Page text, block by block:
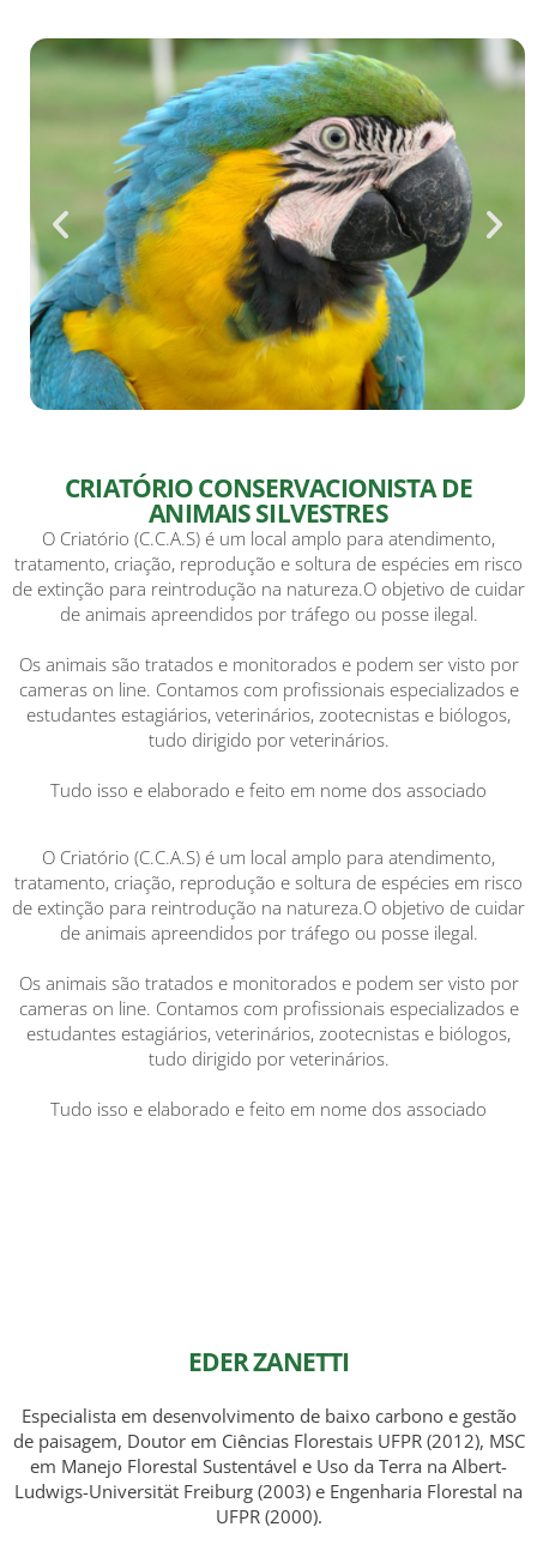
CRIATÓRIO CONSERVACIONISTA DE
ANIMAIS SILVESTRES
O Criatório (C.C.A.S) é um local amplo para atendimento,
tratamento, criação, reprodução e soltura de espécies em risco
de extinção para reintrodução na natureza.O objetivo de cuidar
de animais apreendidos por tráfego ou posse ilegal.
Os animais são tratados e monitorados e podem ser visto por
cameras on line. Contamos com profissionais especializados e
estudantes estagiários, veterinários, zootecnistas e biólogos,
tudo dirigido por veterinários.
Tudo isso e elaborado e feito em nome dos associado
O Criatório (C.C.A.S) é um local amplo para atendimento,
tratamento, criação, reprodução e soltura de espécies em risco
de extinção para reintrodução na natureza.O objetivo de cuidar
de animais apreendidos por tráfego ou posse ilegal.
Os animais são tratados e monitorados e podem ser visto por
cameras on line. Contamos com profissionais especializados e
estudantes estagiários, veterinários, zootecnistas e biólogos,
tudo dirigido por veterinários.
Tudo isso e elaborado e feito em nome dos associado
EDER ZANETTI
Especialista em desenvolvimento de baixo carbono e gestão
de paisagem, Doutor em Ciências Florestais UFPR (2012), MSC
em Manejo Florestal Sustentável e Uso da Terra na Albert-
Ludwigs-Universität Freiburg (2003) e Engenharia Florestal na
UFPR (2000).